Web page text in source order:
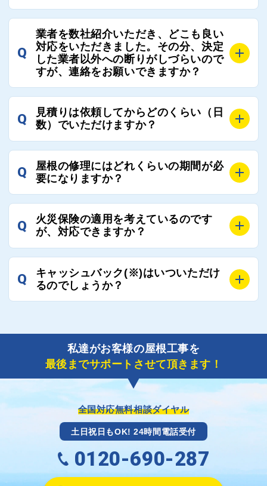
屋根コネクトではそのような不安を抱えてしまう屋根
の修理において、適正で公正な工事業者選びのお手伝
いをさせていただくサイトでございます。
まだまだそのような業界だからこそ比較が重要になり
ますので、是非屋根コネクトを活用ください。
屋根コネクトでは、お客様の安心を支える「優良工事
業者チェック制度」を設けております。
屋根コネクトにて定期的にお客様アンケートを実施
し、そこで評価の低かった業者は事実確認の上で、屋
根コネクトの判断により即時登録を解除できる契約と
優良業者のみをご紹介できる体制により、お客様の安
心と信頼を維持しております。
Q
業者を数社紹介いただき、どこも良い
対応をいただきました。その分、決定
した業者以外への断りがしづらいので
すが、連絡をお願いできますか？
屋根コネクトにお任せください。屋根コネクトでは、
工事業者へのお断りも無料で代行しております。
れる必要はございませんので、いつでもお気軽にご相
談ください。
Q
見積りは依頼してからどのくらい（日
数）でいただけますか？
工事業者にもよりますが、おおよそ現地調査後3日～1
週間前後にはお届けできます。
ご連絡いただき、屋根コネクトから直ちに紹介の工事
業者へ状況確認の連絡をし、即時対応するよう指示を
いたしますので、お気軽にお申し付けください。
Q
屋根の修理にはどれくらいの期間が必
要になりますか？
工事業者の状況や屋根の状態、工事の内容、天候によ
って工事期間は変わりますが、目安としては、おおよ
また、急ぎの場合などは屋根コネクトとしても全面的
にご協力いたしますので、ご相談ください。可能な限
り期間を短縮できる状況の工事業者を選定させていた
だきます。
Q
火災保険の適用を考えているのです
が、対応できますか？
風災補償を適用される場合は、専門家による視察と必
Q
キャッシュバック(※)はいついただけ
るのでしょうか？
了しましたら、キャッシュバック(※)申込みフォーム
に各項目を入力いただいた上で送信してください。
その内容を屋根コネクトが確認できた日時から翌月末
までには送付手配させていただきます。
※キャッシュバックの金額は契約金額によって異なり
ます。
私達がお客様の屋根工事を
最後までサポートさせて頂きます！
全国対応無料相談ダイヤル
土日祝日もOK! 24時間電話受付
0120-690-287